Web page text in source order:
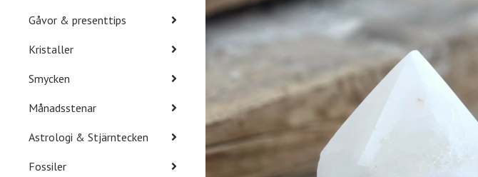
Gåvor & presenttips
Kristaller
Smycken
Månadsstenar
Astrologi & Stjärntecken
Fossiler